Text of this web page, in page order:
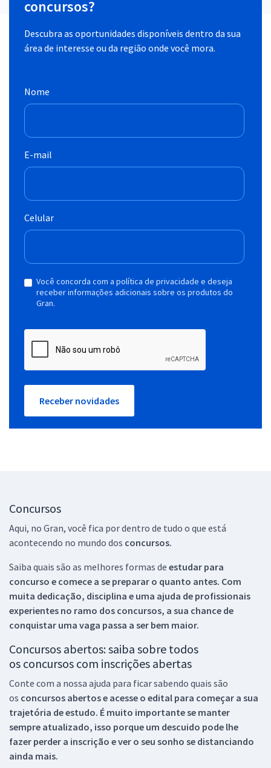
concursos?
Descubra as oportunidades disponíveis dentro da sua
área de interesse ou da região onde você mora.
Nome
E-mail
Celular
Você concorda com a política de privacidade e deseja
receber informações adicionais sobre os produtos do
Gran.
Receber novidades
Concursos
Aqui, no Gran, você fica por dentro de tudo o que está
acontecendo no mundo dos concursos.
Saiba quais são as melhores formas de estudar para
concurso e comece a se preparar o quanto antes. Com
muita dedicação, disciplina e uma ajuda de profissionais
experientes no ramo dos concursos, a sua chance de
conquistar uma vaga passa a ser bem maior.
Concursos abertos: saiba sobre todos
os concursos com inscrições abertas
Conte com a nossa ajuda para ficar sabendo quais são
os concursos abertos e acesse o edital para começar a sua
trajetória de estudo. É muito importante se manter
sempre atualizado, isso porque um descuido pode lhe
fazer perder a inscrição e ver o seu sonho se distanciando
ainda mais.